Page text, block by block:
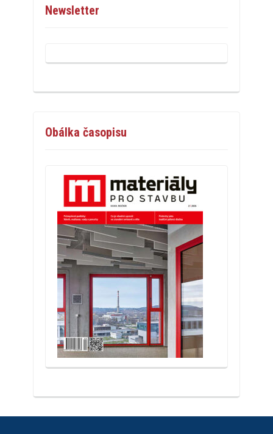
Newsletter
Obálka časopisu